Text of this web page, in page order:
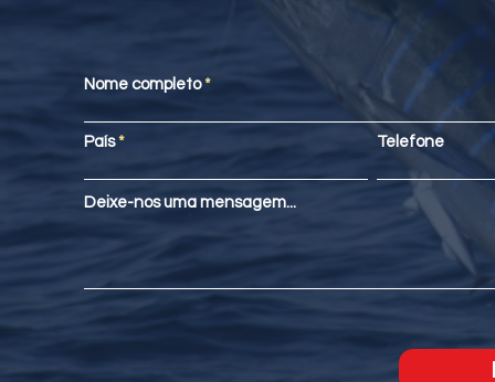
Nome completo
País Telefone
Deixe-nos uma mensagem...